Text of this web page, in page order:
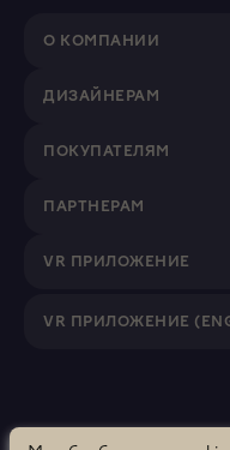
О КОМПАНИИ
ДИЗАЙНЕРАМ
ПОКУПАТЕЛЯМ
ПАРТНЕРАМ
VR ПРИЛОЖЕНИЕ
VR ПРИЛОЖЕНИЕ